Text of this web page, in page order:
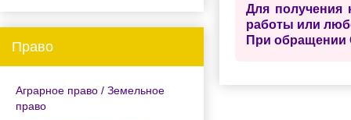
Право
Аграрное право / Земельное
право
Для получения
работы или
При обращении